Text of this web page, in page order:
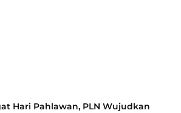
Hari Pahlawan, PLN Wujudkan